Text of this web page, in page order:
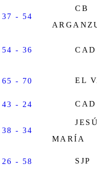
37 - 54
CB
54 - 36
65 - 70 EL
43 - 24
38 - 34
MARÍA
26 - 58 SJP